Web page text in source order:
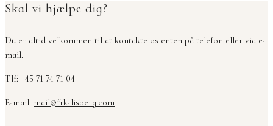
Skal vi hjælpe dig?
Du er altid velkommen til at kontakte os enten på telefon eller via e-
mail.
Tlf: +45 71 74 71 04
E-mail: mail@frk-lisberg.com